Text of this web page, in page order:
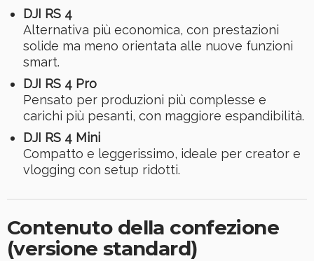
DJI RS 4
Alternativa più economica, con prestazioni
solide ma meno orientata alle nuove funzioni
smart.
DJI RS 4 Pro
Pensato per produzioni più complesse e
carichi più pesanti, con maggiore espandibilità.
DJI RS 4 Mini
Compatto e leggerissimo, ideale per creator e
vlogging con setup ridotti.
Contenuto della confezione
(versione standard)